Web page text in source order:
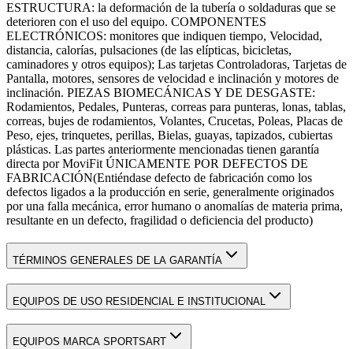
ESTRUCTURA: la deformación de la tubería o soldaduras que se
deterioren con el uso del equipo. COMPONENTES
ELECTRÓNICOS: monitores que indiquen tiempo, Velocidad,
distancia, calorías, pulsaciones (de las elípticas, bicicletas,
caminadores y otros equipos); Las tarjetas Controladoras, Tarjetas de
Pantalla, motores, sensores de velocidad e inclinación y motores de
inclinación. PIEZAS BIOMECÁNICAS Y DE DESGASTE:
Rodamientos, Pedales, Punteras, correas para punteras, lonas, tablas,
correas, bujes de rodamientos, Volantes, Crucetas, Poleas, Placas de
Peso, ejes, trinquetes, perillas, Bielas, guayas, tapizados, cubiertas
plásticas. Las partes anteriormente mencionadas tienen garantía
directa por MoviFit ÚNICAMENTE POR DEFECTOS DE
FABRICACIÓN(Entiéndase defecto de fabricación como los
defectos ligados a la producción en serie, generalmente originados
por una falla mecánica, error humano o anomalías de materia prima,
resultante en un defecto, fragilidad o deficiencia del producto)
TÉRMINOS GENERALES DE LA GARANTÍA
EQUIPOS DE USO RESIDENCIAL E INSTITUCIONAL
EQUIPOS MARCA SPORTSART